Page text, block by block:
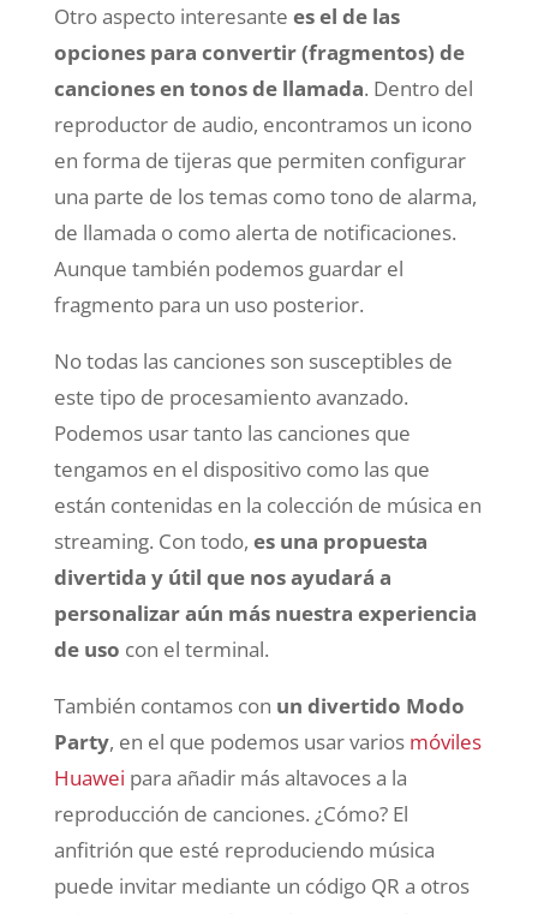
Otro aspecto interesante es el de las
opciones para convertir (fragmentos) de
canciones en tonos de llamada. Dentro del
reproductor de audio, encontramos un icono
en forma de tijeras que permiten configurar
una parte de los temas como tono de alarma,
de llamada o como alerta de notificaciones.
Aunque también podemos guardar el
fragmento para un uso posterior.
No todas las canciones son susceptibles de
este tipo de procesamiento avanzado.
Podemos usar tanto las canciones que
tengamos en el dispositivo como las que
están contenidas en la colección de música en
streaming. Con todo, es una propuesta
divertida y útil que nos ayudará a
personalizar aún más nuestra experiencia
de uso con el terminal.
También contamos con un divertido Modo
Party, en el que podemos usar varios móviles
Huawei para añadir más altavoces a la
reproducción de canciones. ¿Cómo? El
anfitrión que esté reproduciendo música
puede invitar mediante un código QR a otros